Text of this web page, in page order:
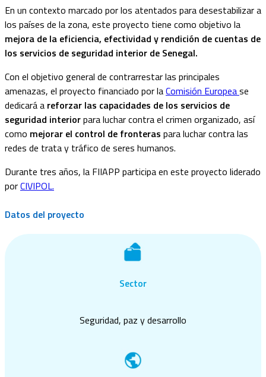
En un contexto marcado por los atentados para desestabilizar a
los países de la zona, este proyecto tiene como objetivo la
mejora de la eficiencia, efectividad y rendición de cuentas de
los servicios de seguridad interior de Senegal.
Con el objetivo general de contrarrestar las principales
amenazas, el proyecto financiado por laComisión Europease
dedicará a reforzar las capacidades de los servicios de
seguridad interiorpara luchar contra el crimen organizado, así
como mejorar el control de fronteras para luchar contra las
redes de trata y tráfico de seres humanos.
Durante tres años, la FIIAPP participa en este proyecto liderado
porCIVIPOL.
Datos del proyecto
Sector
Seguridad, paz y desarrollo